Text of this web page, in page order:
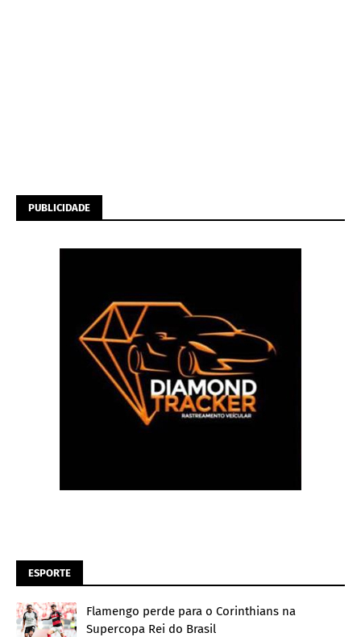
PUBLICIDADE
ESPORTE
Flamengo perde para o Corinthians na
Supercopa Rei do Brasil